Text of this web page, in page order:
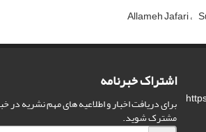
Allameh Jafari
اشتراک خبرنامه
برای دریافت اخبار و اطلاعیه های مهم نشریه در
مشترک شوید.